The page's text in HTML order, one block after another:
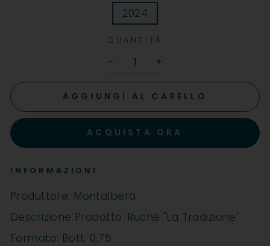
2024
QUANTITÀ
AGGIUNGI AL CARELLO
ACQUISTA ORA
INFORMAZIONI
Produttore: Montalbera
Descrizione Prodotto: Ruchè "La Tradizione"
Formato: Bott. 0,75